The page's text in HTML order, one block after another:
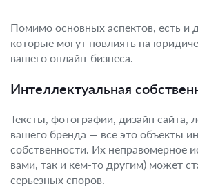
Помимо основных аспектов, есть и
которые могут повлиять на
вашего онлайн-бизнеса.
Интеллектуальная
Тексты, фотографии, дизайн сайта,
вашего бренда — все это объекты
собственности. Их неправомерное
вами, так и кем-то другим) может
серьезных споров.